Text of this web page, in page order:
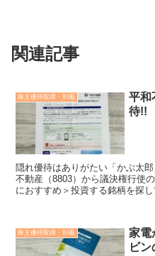
関連記事
株主優待取得・到着
平和
待!!
隠れ優待はありがたい「かぶ太
不動産（8803）から議決権行使
におすすめ＞投資する銘柄を探
株主優待取得・到着
家電
ビ